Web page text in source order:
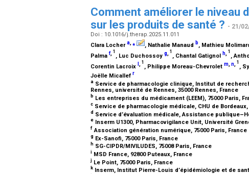
Comment améliorer le niveau
sur les produits de santé ? - 21/
Doi : 10.1016/j.therap.2025.11.011
Clara Lochera,⁎ , Nathalie Manaud b, Mathieu
Palma f, 1
, Luc Duchossoy g, 1
, Chantal Gatignol h, 1
,
Corentin Lacroix , 1
, Philippe Moreau-Chevrolet m,n, 1
,
Joëlle Micallef r
a Service de pharmacologie clinique, Institut de
Rennes, université de Rennes, 35000 Rennes, France
b Les entreprises du médicament (LEEM), 75000 Paris,
c Service de pharmacologie médicale, CHU de Bordeaux,
d Service d’évaluation médicale, Assistance
e Inserm U1300, Pharmacovigilance Unit, Université
f Association génération numérique, 75000 Paris, France
g Ex-Sanofi, 75000 Paris, France
h SG-CIPDR/MIVILUDES, 75008 Paris, France
i MSD France, 92800 Puteaux, France
j Le Point, 75000 Paris, France
k Inserm, Institut Pierre-Louis d’épidémiologie et de